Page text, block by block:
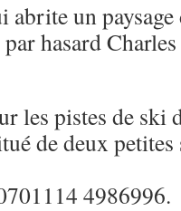
un paysage
hasard
les pistes de ski
de deux petites
4986996.